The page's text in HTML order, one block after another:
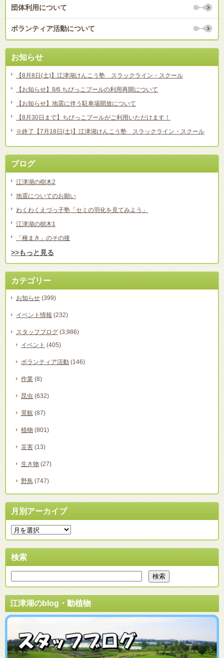
団体利用について
ボランティア活動について
お知らせ
【8月8日(土)】江津湖けんこう塾 スラックライン・スクール
【お知らせ】8/6 ちびっこプールの利用再開について
【お知らせ】地震に伴う駐車場開放について
【8月30日まで】ちびっこプールがご利用いただけます！
※終了【7月18日(土)】江津湖けんこう塾 スラックライン・スクール
ブログ
江津湖の樹木2
地震についてのお願い
わくわくえづっ子塾「セミの羽化を見てみよう」
江津湖の樹木1
「種まき」のその後
>>もっと見る
カテゴリー
お知らせ (399)
イベント情報 (232)
スタッフブログ (3,986)
イベント (405)
ボランティア活動 (146)
作業 (8)
昆虫 (632)
景観 (87)
植物 (801)
災害 (13)
生き物 (27)
野鳥 (747)
月別アーカイブ
検索
江津湖のblog・動植物